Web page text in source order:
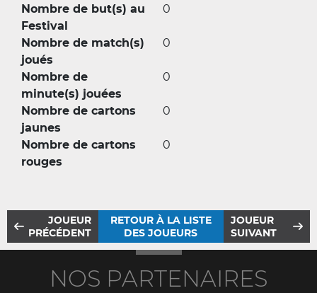
Nombre de but(s) au
Festival
0
Nombre de match(s)
joués
0
Nombre de
minute(s) jouées
0
Nombre de cartons
jaunes
0
Nombre de cartons
rouges
0
JOUEUR
PRÉCÉDENT
RETOUR À LA LISTE
DES JOUEURS
JOUEUR
SUIVANT
NOS PARTENAIRES